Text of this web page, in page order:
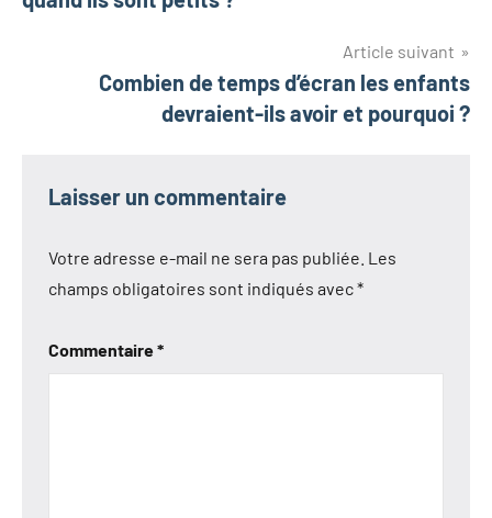
Article suivant
Combien de temps d’écran les enfants
devraient-ils avoir et pourquoi ?
Laisser un commentaire
Votre adresse e-mail ne sera pas publiée. Les
champs obligatoires sont indiqués avec*
Commentaire*